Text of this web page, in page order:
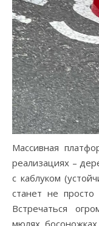
Массивная
реализациях –
с каблуком
станет не просто
Встречаться
мюлях, босоножках